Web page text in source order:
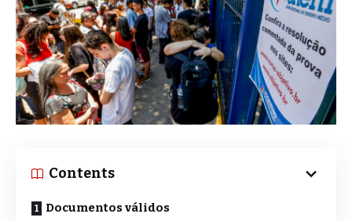
Contents
Documentos válidos